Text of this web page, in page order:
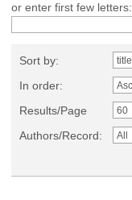
or enter first few letters:
Sort by:
In order:
Results/Page
Authors/Record: